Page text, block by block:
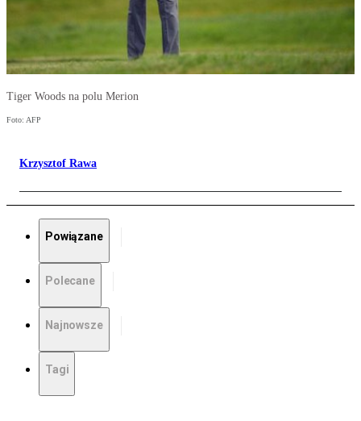
Tiger Woods na polu Merion
Foto: AFP
Krzysztof Rawa
Powiązane
Polecane
Najnowsze
Tagi